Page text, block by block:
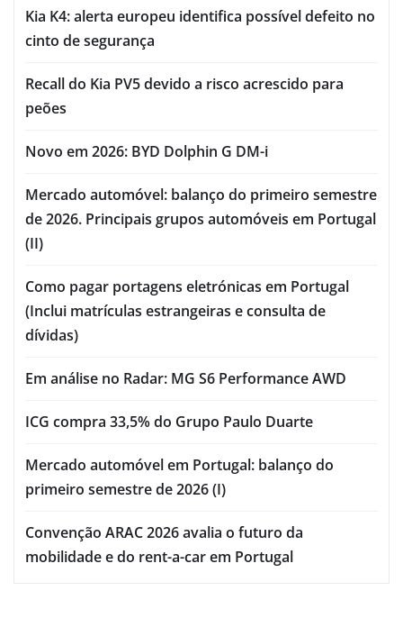
Kia K4: alerta europeu identifica possível defeito no
cinto de segurança
Recall do Kia PV5 devido a risco acrescido para
peões
Novo em 2026: BYD Dolphin G DM-i
Mercado automóvel: balanço do primeiro semestre
de 2026. Principais grupos automóveis em Portugal
(II)
Como pagar portagens eletrónicas em Portugal
(Inclui matrículas estrangeiras e consulta de
dívidas)
Em análise no Radar: MG S6 Performance AWD
ICG compra 33,5% do Grupo Paulo Duarte
Mercado automóvel em Portugal: balanço do
primeiro semestre de 2026 (I)
Convenção ARAC 2026 avalia o futuro da
mobilidade e do rent-a-car em Portugal